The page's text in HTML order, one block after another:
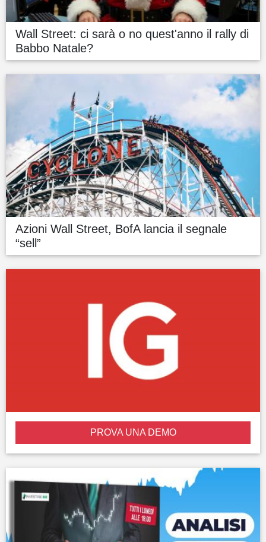
Wall Street: ci sarà o no quest'anno il rally di
Babbo Natale?
Azioni Wall Street, BofA lancia il segnale
“sell”
PROVA UNA DEMO